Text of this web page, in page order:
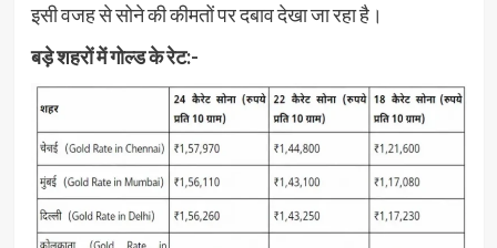
इसी वजह से सोने की कीमतों पर दबाव देखा जा रहा है।
बड़े शहरों में गोल्ड के रेट:-